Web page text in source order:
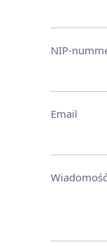
NIP-
Email
Wiadomość